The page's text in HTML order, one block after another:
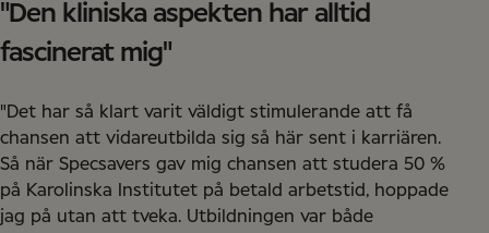
"Den kliniska aspekten har alltid
fascinerat mig"
"Det har så klart varit väldigt stimulerande att få
chansen att vidareutbilda sig så här sent i karriären.
Så när Specsavers gav mig chansen att studera 50 %
på Karolinska Institutet på betald arbetstid, hoppade
jag på utan att tveka. Utbildningen var både